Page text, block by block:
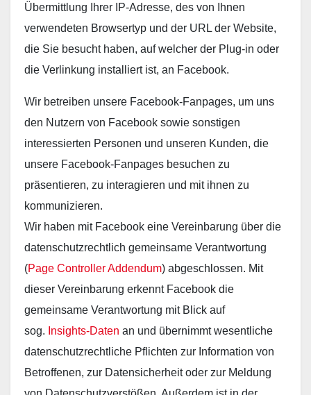
Übermittlung Ihrer IP-Adresse, des von Ihnen
verwendeten Browsertyp und der URL der Website,
die Sie besucht haben, auf welcher der Plug-in oder
die Verlinkung installiert ist, an Facebook.
Wir betreiben unsere Facebook-Fanpages, um uns
den Nutzern von Facebook sowie sonstigen
interessierten Personen und unseren Kunden, die
unsere Facebook-Fanpages besuchen zu
präsentieren, zu interagieren und mit ihnen zu
kommunizieren.
Wir haben mit Facebook eine Vereinbarung über die
datenschutzrechtlich gemeinsame Verantwortung
(Page Controller Addendum) abgeschlossen. Mit
dieser Vereinbarung erkennt Facebook die
gemeinsame Verantwortung mit Blick auf
sog. Insights-Daten an und übernimmt wesentliche
datenschutzrechtliche Pflichten zur Information von
Betroffenen, zur Datensicherheit oder zur Meldung